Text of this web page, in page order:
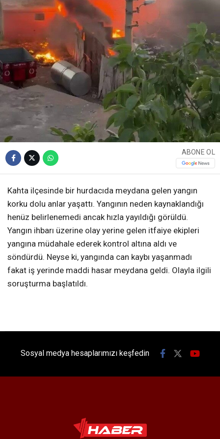
ABONE OL
Kahta ilçesinde bir hurdacıda meydana gelen yangın
korku dolu anlar yaşattı. Yangının neden kaynaklandığı
henüz belirlenemedi ancak hızla yayıldığı görüldü.
Yangın ihbarı üzerine olay yerine gelen itfaiye ekipleri
yangına müdahale ederek kontrol altına aldı ve
söndürdü. Neyse ki, yangında can kaybı yaşanmadı
fakat iş yerinde maddi hasar meydana geldi. Olayla ilgili
soruşturma başlatıldı.
Sosyal medya hesaplarımızı keşfedin